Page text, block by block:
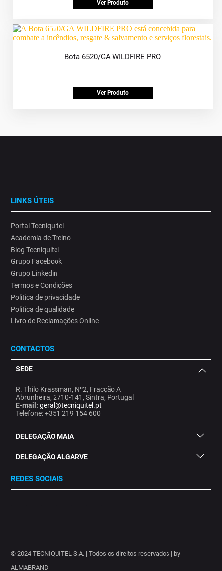
Ver Produto
Bota 6520/GA WILDFIRE PRO
Ver Produto
LINKS ÚTEIS
Portal Tecniquitel
Academia de Treino
Blog Tecniquitel
Grupo Facebook
Grupo Linkedin
Termos e Condições
Politica de privacidade
Politica de qualidade
Livro de Reclamações Online
CONTACTOS
SEDE
R. Thilo Krassman, Nº2, Fracção A
Abrunheira, 2710-141, Sintra, Portugal
E-mail: geral@tecniquitel.pt
Telefone: +351 219 154 600
DELEGAÇÃO MAIA
DELEGAÇÃO ALGARVE
REDES SOCIAIS
© 2024 TECNIQUITEL S.A. | Todos os direitos reservados | by
ALMABRAND